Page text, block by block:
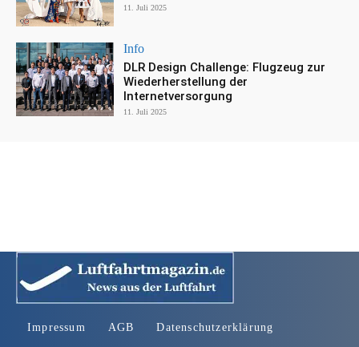
11. Juli 2025
Info
DLR Design Challenge: Flugzeug zur
Wiederherstellung der
Internetversorgung
11. Juli 2025
Impressum AGB Datenschutzerklärung